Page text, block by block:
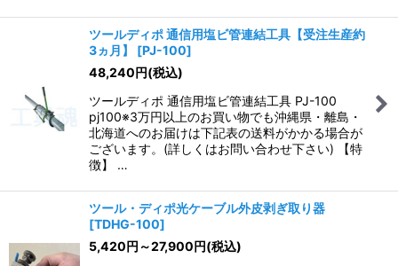
ツールディポ 通信用塩ビ管連結工具【受注生産約
3ヵ月】
[PJ-100]
48,240円(税込)
ツールディポ 通信用塩ビ管連結工具 PJ-100
pj100※3万円以上のお買い物でも沖縄県・離島・
北海道へのお届けは下記表の送料がかかる場合が
ございます。(詳しくはお問い合わせ下さい) 【特
徴】 …
ツール・ディポ光ケーブル外皮剥ぎ取り器
[TDHG-100]
5,420円 ～27,900円(税込)